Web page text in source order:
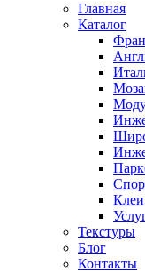
Главная
Каталог
Текстуры
Блог
Контакты